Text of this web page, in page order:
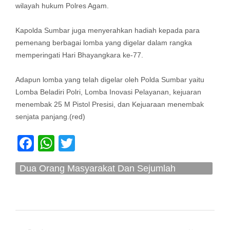
wilayah hukum Polres Agam.
Kapolda Sumbar juga menyerahkan hadiah kepada para
pemenang berbagai lomba yang digelar dalam rangka
memperingati Hari Bhayangkara ke-77.
Adapun lomba yang telah digelar oleh Polda Sumbar yaitu
Lomba Beladiri Polri, Lomba Inovasi Pelayanan, kejuaran
menembak 25 M Pistol Presisi, dan Kejuaraan menembak
senjata panjang.(red)
Facebook
WhatsApp
Twitter
Dua Orang Masyarakat Dan Sejumlah